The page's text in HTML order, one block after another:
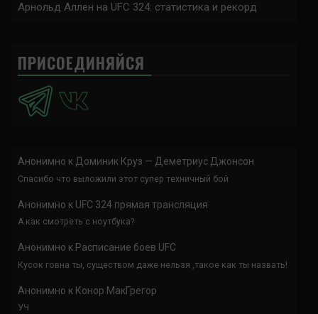
Арнольд Аллен на UFC 324: статистика и рекорд
ПРИСОЕДИНЯЙСЯ
Анонимно к Доминик Круз — Деметриус Джонсон
Спасибо что выложили этот супер техничный бой
Анонимно к UFC 324 прямая трансляция
А как смотреть с ноутбука?
Анонимно к Расписание боев UFC
Кусок говна ты, существом даже нельзя ,такое как ты назвать!
Анонимно к Конор МакГрегор
УЧ